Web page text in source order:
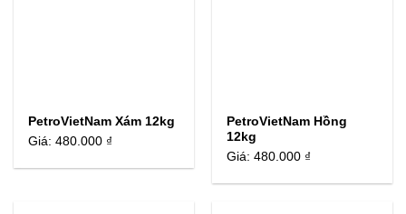
PetroVietNam Xám 12kg
Giá:480.000 ₫
PetroVietNam Hồng
12kg
Giá:480.000 ₫